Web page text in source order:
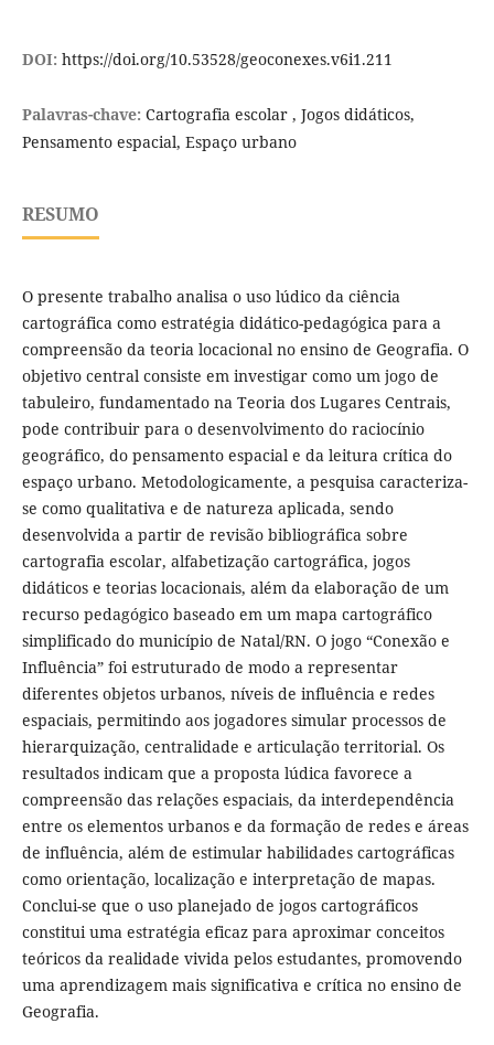
DOI: https://doi.org/10.53528/geoconexes.v6i1.211
Palavras-chave: Cartografia escolar , Jogos didáticos,
Pensamento espacial, Espaço urbano
RESUMO
O presente trabalho analisa o uso lúdico da ciência
cartográfica como estratégia didático-pedagógica para a
compreensão da teoria locacional no ensino de Geografia. O
objetivo central consiste em investigar como um jogo de
tabuleiro, fundamentado na Teoria dos Lugares Centrais,
pode contribuir para o desenvolvimento do raciocínio
geográfico, do pensamento espacial e da leitura crítica do
espaço urbano. Metodologicamente, a pesquisa caracteriza-
se como qualitativa e de natureza aplicada, sendo
desenvolvida a partir de revisão bibliográfica sobre
cartografia escolar, alfabetização cartográfica, jogos
didáticos e teorias locacionais, além da elaboração de um
recurso pedagógico baseado em um mapa cartográfico
simplificado do município de Natal/RN. O jogo “Conexão e
Influência” foi estruturado de modo a representar
diferentes objetos urbanos, níveis de influência e redes
espaciais, permitindo aos jogadores simular processos de
hierarquização, centralidade e articulação territorial. Os
resultados indicam que a proposta lúdica favorece a
compreensão das relações espaciais, da interdependência
entre os elementos urbanos e da formação de redes e áreas
de influência, além de estimular habilidades cartográficas
como orientação, localização e interpretação de mapas.
Conclui-se que o uso planejado de jogos cartográficos
constitui uma estratégia eficaz para aproximar conceitos
teóricos da realidade vivida pelos estudantes, promovendo
uma aprendizagem mais significativa e crítica no ensino de
Geografia.